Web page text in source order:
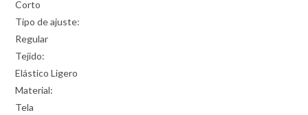
Corto
Tipo de ajuste:
Regular
Tejido:
Elástico Ligero
Material:
Tela